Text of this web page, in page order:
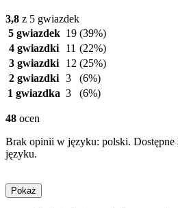
3,8 z 5 gwiazdek
5 gwiazdek 19 (39%)
4 gwiazdki
11 (22%)
3 gwiazdki
12 (25%)
2 gwiazdki 3
(6%)
1 gwiazdka 3 (6%)
48 ocen
Brak opinii w języku: polski. Dostępne
języku.
Pokaż